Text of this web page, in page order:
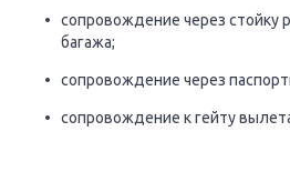
сопровождение через стойку
багажа;
сопровождение через
сопровождение к гейту